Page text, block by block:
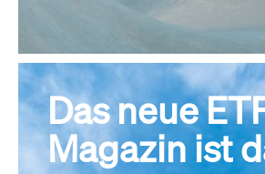
Alle Events
Das neue
Magazin ist